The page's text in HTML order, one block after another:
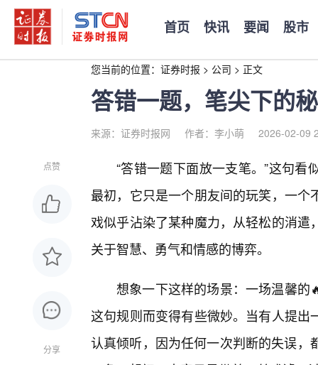
首页 快讯 要闻 股市
您当前的位置： 证券时报 > 公司 > 正文
答错一题，笔尖下的
来源：证券时报网 作者：李小萌 2026-02-09
点赞
分享
“答错一题下面放一支笔。”这句
最初，它只是一个朋友间的玩笑，一
戏似乎沾染了某种魔力，从轻松的消
关于智慧、勇气和情感的博弈。
想象一下这样的场景：一场温馨的
这句规则而变得有些微妙。当有人提
认真倾听，因为任何一次判断的失误